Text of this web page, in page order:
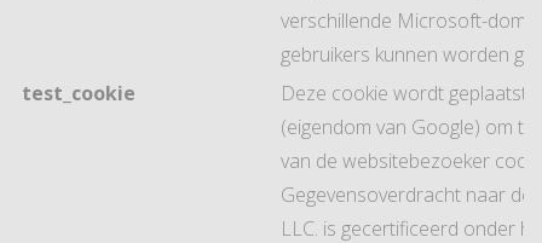
verschillende Microsoft-
gebruikers kunnen worden
test_cookie
Deze cookie wordt geplaatst
(eigendom van Google) om
van de websitebezoeker
Gegevensoverdracht naar
LLC. is gecertificeerd onder